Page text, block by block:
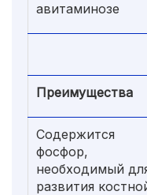
авитаминозе
Преимущества
Содержится
фосфор,
необходимый
развития